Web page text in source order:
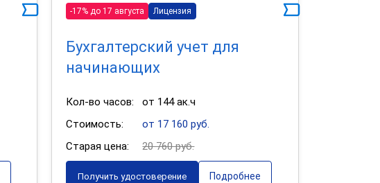
-17% до 17 августа Лицензия
Бухгалтерский учет для
начинающих
Кол-во часов:
от 144 ак.ч
Стоимость:
от 17 160 руб.
Старая цена:
20 760 руб.
Получить удостоверение Подробнее